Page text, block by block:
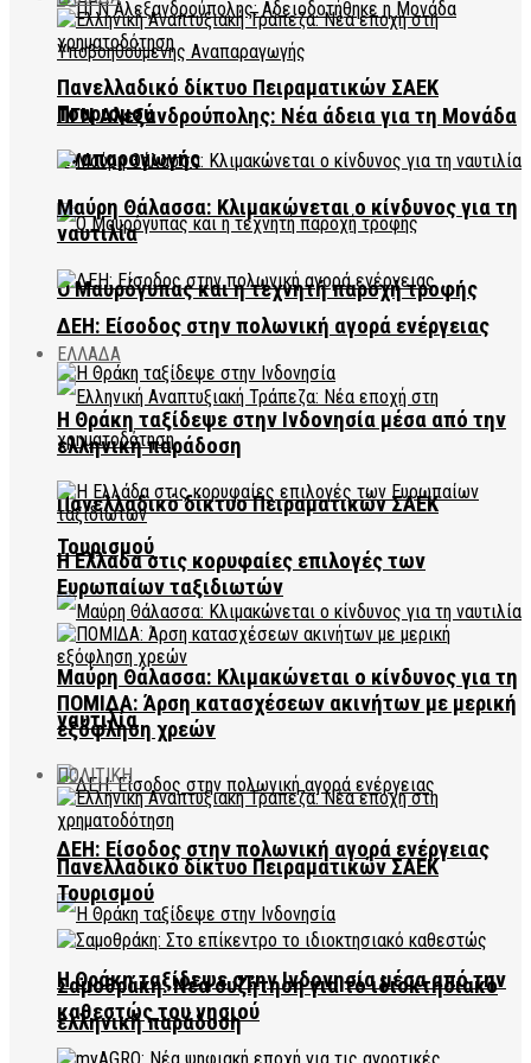
ΠΓΝ Αλεξανδρούπολης: Νέα άδεια για τη Μονάδα
Αναπαραγωγής
Ο Μαυρόγυπας και η τεχνητή παροχή τροφής
ΕΛΛΑΔΑ
Πανελλαδικό δίκτυο Πειραματικών ΣΑΕΚ
Τουρισμού
Μαύρη Θάλασσα: Κλιμακώνεται ο κίνδυνος για τη
ναυτιλία
ΔΕΗ: Είσοδος στην πολωνική αγορά ενέργειας
Η Θράκη ταξίδεψε στην Ινδονησία μέσα από την
ελληνική παράδοση
Πανελλαδικό δίκτυο Πειραματικών ΣΑΕΚ
Τουρισμού
Μαύρη Θάλασσα: Κλιμακώνεται ο κίνδυνος για τη
ναυτιλία
ΔΕΗ: Είσοδος στην πολωνική αγορά ενέργειας
Η Θράκη ταξίδεψε στην Ινδονησία μέσα από την
ελληνική παράδοση
Η Ελλάδα στις κορυφαίες επιλογές των
Ευρωπαίων ταξιδιωτών
ΠΟΜΙΔΑ: Άρση κατασχέσεων ακινήτων με μερική
εξόφληση χρεών
ΠΟΛΙΤΙΚΗ
Πανελλαδικό δίκτυο Πειραματικών ΣΑΕΚ
Τουρισμού
Σαμοθράκη: Νέα συζήτηση για το ιδιοκτησιακό
καθεστώς του νησιού